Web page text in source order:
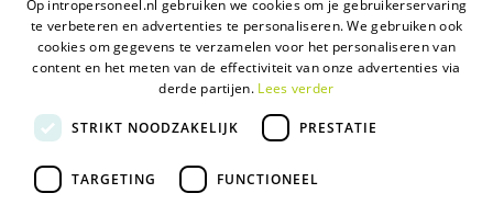
Contact opnemen
Certificeringen
Algemene voorwaarden
Op intropersoneel.nl gebruiken we cookies om je gebruikerservaring
te verbeteren en advertenties te personaliseren. We gebruiken ook
cookies om gegevens te verzamelen voor het personaliseren van
content en het meten van de effectiviteit van onze advertenties via
derde partijen. Lees verder
STRIKT NOODZAKELIJK PRESTATIE
TARGETING FUNCTIONEEL